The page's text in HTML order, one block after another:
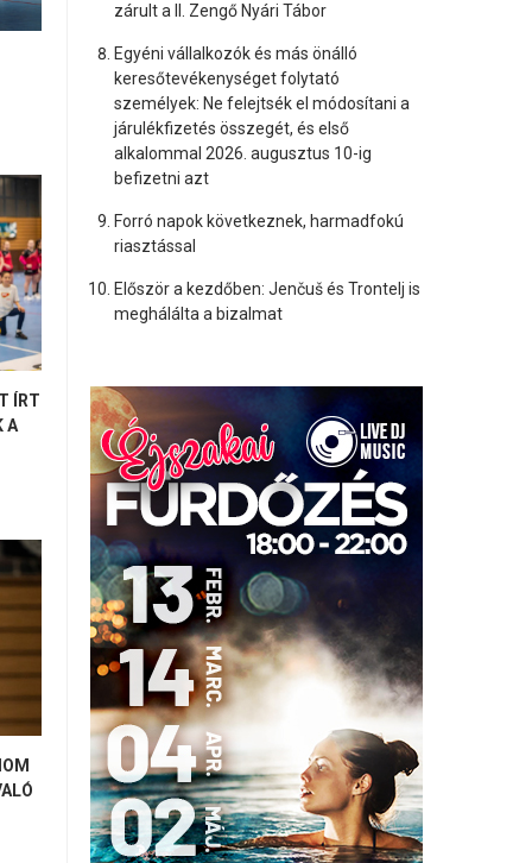
ÍRT
A
zárult a II. Zengő Nyári Tábor
Egyéni vállalkozók és más önálló
keresőtevékenységet folytató
személyek: Ne felejtsék el módosítani a
járulékfizetés összegét, és első
alkalommal 2026. augusztus 10-ig
befizetni azt
Forró napok következnek, harmadfokú
riasztással
Először a kezdőben: Jenčuš és Trontelj is
meghálálta a bizalmat